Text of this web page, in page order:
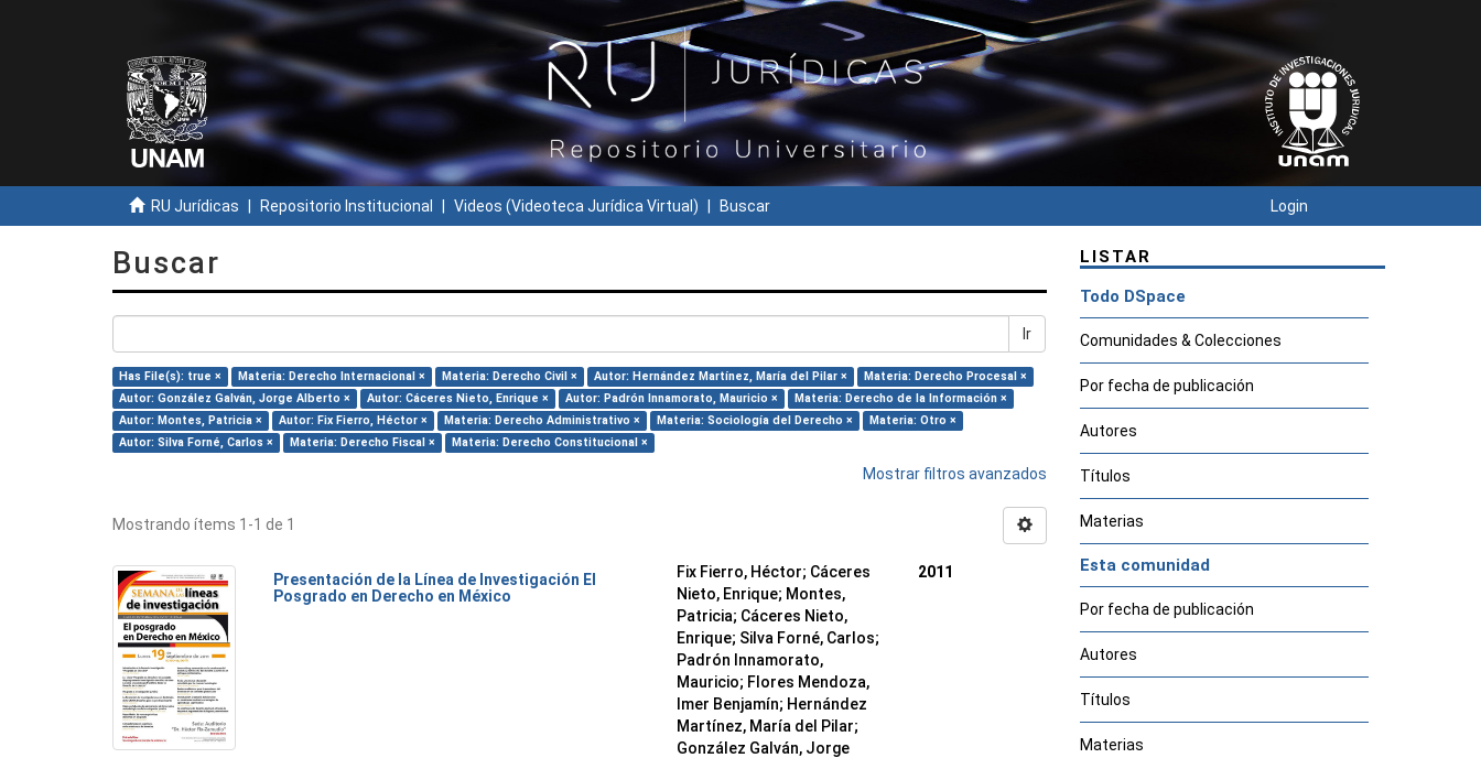
RU Jurídicas Repositorio Institucional Videos (Videoteca Jurídica Virtual) Buscar Login
Buscar
Ir
Has File(s): true × Materia: Derecho Internacional × Materia: Derecho Civil × Autor: Hernández Martínez, María del Pilar ×
Materia: Derecho Procesal ×
Autor: González Galván, Jorge Alberto ×
Autor: Cáceres Nieto, Enrique × Autor: Padrón Innamorato, Mauricio ×
Materia: Derecho de la Información ×
Autor: Montes, Patricia ×
Autor: Fix Fierro, Héctor × Materia: Derecho Administrativo × Materia: Sociología del Derecho ×
Materia: Otro ×
Autor: Silva Forné, Carlos ×
Materia: Derecho Fiscal × Materia: Derecho Constitucional ×
Mostrar filtros avanzados
Mostrando ítems 1-1 de 1
Presentación de la Línea de Investigación El
Posgrado en Derecho en México
Fix Fierro, Héctor; Cáceres
Nieto, Enrique; Montes,
Patricia; Cáceres Nieto,
Enrique; Silva Forné, Carlos;
Padrón Innamorato,
Mauricio; Flores Mendoza,
Imer Benjamín; Hernández
Martínez, María del Pilar;
González Galván, Jorge
2011
LISTAR
Todo DSpace
Comunidades & Colecciones
Por fecha de publicación
Autores
Títulos
Materias
Esta comunidad
Por fecha de publicación
Autores
Títulos
Materias